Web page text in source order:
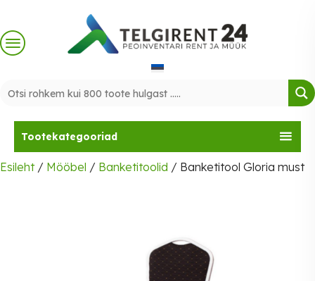
content
Tootekategooriad
Esileht/ Mööbel / Banketitoolid / Banketitool Gloria must